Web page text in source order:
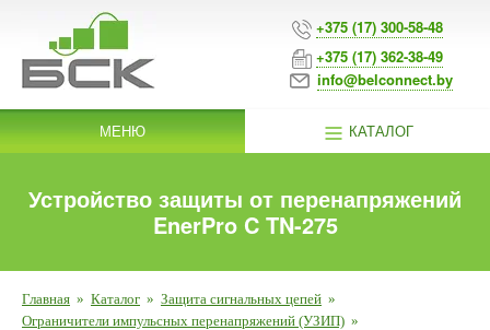
+375 (17) 300-58-48
+375 (17) 362-38-49
info@belconnect.by
МЕНЮ КАТАЛОГ
Устройство защиты от перенапряжений
EnerPro C TN-275
Главная » Каталог » Защита сигнальных цепей »
Ограничители импульсных перенапряжений (УЗИП) »